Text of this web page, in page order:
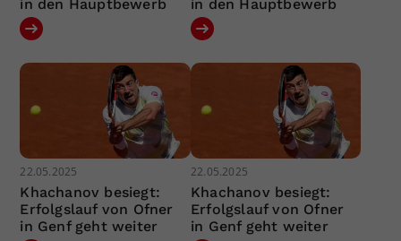
in den Hauptbewerb in den Hauptbewerb
22.05.2025
Khachanov besiegt:
Erfolgslauf von Ofner
in Genf geht weiter
22.05.2025
Khachanov besiegt:
Erfolgslauf von Ofner
in Genf geht weiter